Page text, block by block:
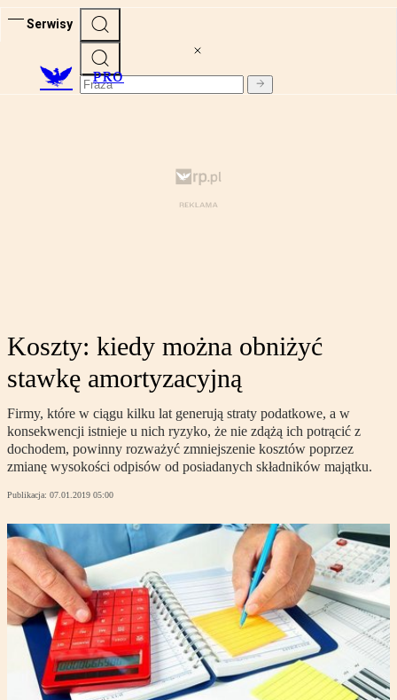
Serwisy
PRO
Koszty: kiedy można obniżyć
stawkę amortyzacyjną
Firmy, które w ciągu kilku lat generują straty podatkowe, a w
konsekwencji istnieje u nich ryzyko, że nie zdążą ich potrącić z
dochodem, powinny rozważyć zmniejszenie kosztów poprzez
zmianę wysokości odpisów od posiadanych składników majątku.
Publikacja: 07.01.2019 05:00